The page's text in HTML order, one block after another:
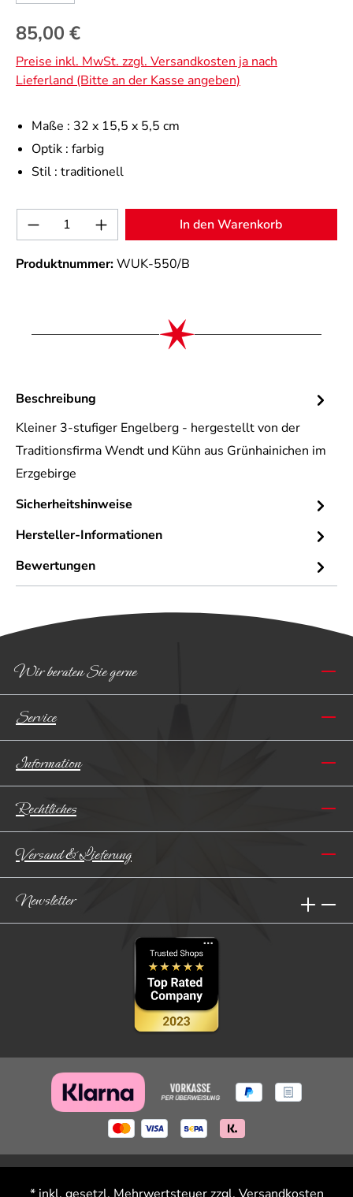
Regulärer Preis:
85,00 €
Preise inkl. MwSt. zzgl. Versandkosten ja nach
Lieferland (Bitte an der Kasse angeben)
Maße : 32 x 15,5 x 5,5 cm
Optik : farbig
Stil : traditionell
Produkt Anzahl: Gib den gewünschten
In den Warenkorb
Produktnummer:WUK-550/B
Beschreibung
Kleiner 3-stufiger Engelberg - hergestellt von der
Traditionsfirma Wendt und Kühn aus Grünhainichen im
Erzgebirge
Sicherheitshinweise
Hersteller-Informationen
Bewertungen
Wir beraten Sie gerne
Service
Information
Rechtliches
Versand & Lieferung
Newsletter